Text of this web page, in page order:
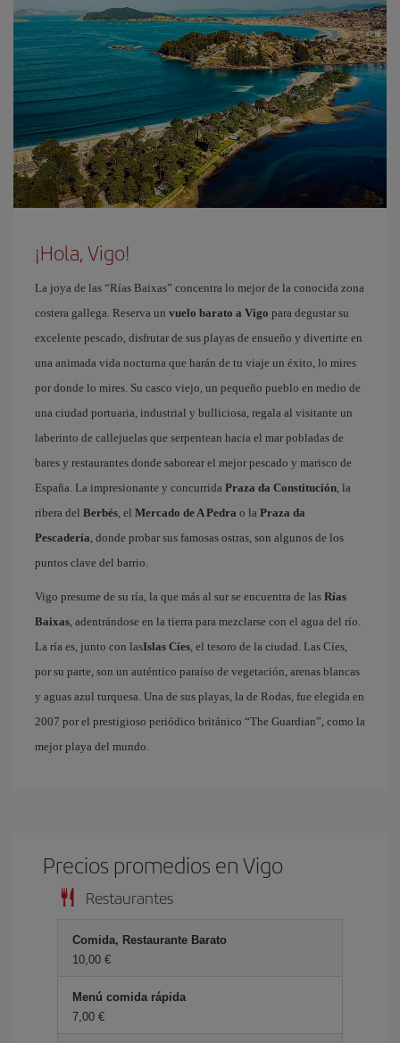
¡Hola, Vigo!
La joya de las “Rías Baixas” concentra lo mejor de la conocida zona
costera gallega. Reserva un vuelo barato a Vigo para degustar su
excelente pescado, disfrutar de sus playas de ensueño y divertirte en
una animada vida nocturna que harán de tu viaje un éxito, lo mires
por donde lo mires. Su casco viejo, un pequeño pueblo en medio de
una ciudad portuaria, industrial y bulliciosa, regala al visitante un
laberinto de callejuelas que serpentean hacia el mar pobladas de
bares y restaurantes donde saborear el mejor pescado y marisco de
España. La impresionante y concurrida Praza da Constitución, la
ribera del Berbés, el Mercado de A Pedra o la Praza da
Pescadería, donde probar sus famosas ostras, son algunos de los
puntos clave del barrio.
Vigo presume de su ría, la que más al sur se encuentra de las Rías
Baixas, adentrándose en la tierra para mezclarse con el agua del río.
La ría es, junto con lasIslas Cíes, el tesoro de la ciudad. Las Cíes,
por su parte, son un auténtico paraíso de vegetación, arenas blancas
y aguas azul turquesa. Una de sus playas, la de Rodas, fue elegida en
2007 por el prestigioso periódico británico “The Guardian”, como la
mejor playa del mundo.
Precios promedios en Vigo
Restaurantes
Comida, Restaurante Barato
10,00
Menú comida rápida
7,00